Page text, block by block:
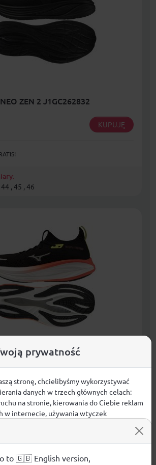
ZEN 2 J1GC262832
KUPUJĘ
, 45 , 46
NEO VISTA 3 J1GU261082
KUPUJĘ
, 44 1/2 , 45
prywatność
stronę, chcielibyśmy wykorzystywać
danych w trzech głównych celach:
na stronie, kierowania do Ciebie reklam
w internecie, używania wtyczek
więcej o plikach cookie i tym, jak
to 🇬🇧 English version,